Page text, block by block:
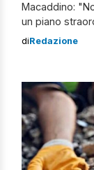
Macaddino:
un piano
diRedazione